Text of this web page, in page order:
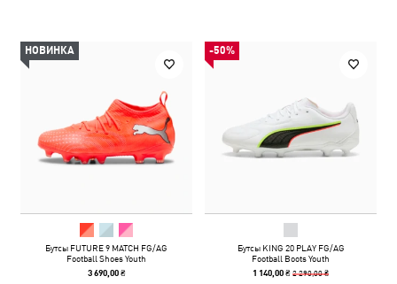
НОВИНКА
Бутсы FUTURE 9 MATCH FG/AG
Football Shoes Youth
3 690,00 ₴
-50%
Бутсы KING 20 PLAY FG/AG
Football Boots Youth
1 140,00 ₴2 290,00 ₴